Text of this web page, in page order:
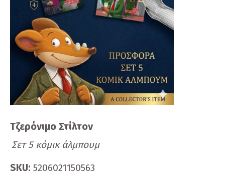
Τζερόνιμο Στίλτον
Σετ 5 κόμικ άλμπουμ
SKU: 5206021150563